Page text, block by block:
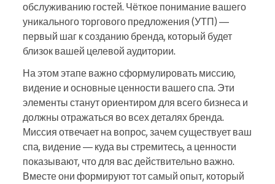
обслуживанию гостей. Чёткое понимание вашего
уникального торгового предложения (УТП) —
первый шаг к созданию бренда, который будет
близок вашей целевой аудитории.
На этом этапе важно сформулировать миссию,
видение и основные ценности вашего спа. Эти
элементы станут ориентиром для всего бизнеса и
должны отражаться во всех деталях бренда.
Миссия отвечает на вопрос, зачем существует ваш
спа, видение — куда вы стремитесь, а ценности
показывают, что для вас действительно важно.
Вместе они формируют тот самый опыт, который